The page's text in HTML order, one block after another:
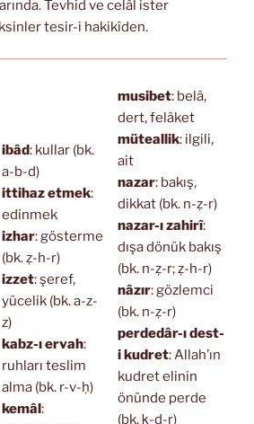
Tevhid ve celâl ister
tesir-i hakikîden.
ibâd: kullar (bk.
a-b-d)
ittihaz etmek:
edinmek
izhar: gösterme
(bk. ẓ-h-r)
izzet: şeref,
yücelik (bk. a-z-
z)
kabz-ı ervah:
ruhları teslim
alma (bk. r-v-ḥ)
kemâl:
musibet: belâ,
dert, felâket
müteallik: ilgili,
ait
nazar: bakış,
dikkat (bk. n-ẓ-r)
nazar-ı zahirî:
dışa dönük bakış
(bk. n-ẓ-r; ẓ-h-r)
nâzır: gözlemci
(bk. n-ẓ-r)
perdedâr-ı dest-
i kudret: Allah’ın
kudret elinin
önünde perde
(bk. ḳ-d-r)